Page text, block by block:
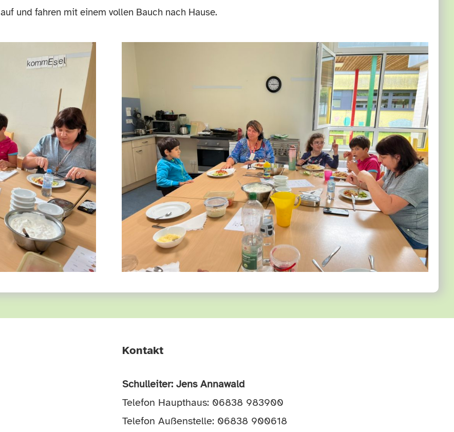
auf und fahren mit einem vollen Bauch nach Hause.
Kontakt
Schulleiter: Jens Annawald
Telefon Haupthaus: 06838 983900
Telefon Außenstelle: 06838 900618